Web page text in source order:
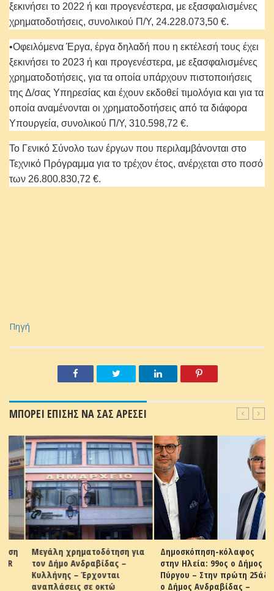
ξεκινήσει το 2022 ή και προγενέστερα, με εξασφαλισμένες
χρηματοδοτήσεις, συνολικού Π/Υ, 24.228.073,50 €.
•Οφειλόμενα Έργα, έργα δηλαδή που η εκτέλεσή τους έχει
ξεκινήσει το 2023 ή και προγενέστερα, με εξασφαλισμένες
χρηματοδοτήσεις, για τα οποία υπάρχουν πιστοποιήσεις
της Δ/σας Υπηρεσίας και έχουν εκδοθεί τιμολόγια και για τα
οποία αναμένονται οι χρηματοδοτήσεις από τα διάφορα
Υπουργεία, συνολικού Π/Υ, 310.598,72 €.
Το Γενικό Σύνολο των έργων που περιλαμβάνονται στο
Τεχνικό Πρόγραμμα για το τρέχον έτος, ανέρχεται στο ποσό
των 26.800.830,72 €.
Πηγή
ΜΠΟΡΕΙ ΕΠΙΣΗΣ ΝΑ ΣΑΣ ΑΡΕΣΕΙ
Μεγάλη χρηματοδότηση για
τον Δήμο Ανδραβίδας –
Κυλλήνης – Έρχονται
αναπλάσεις σε οκτώ
Δημοσκόπηση-κόλαφος
στην Ηλεία: 99ος ο Δήμος
Πύργου – Στην πρώτη 25άδα
ο Δήμος Ανδραβίδας –